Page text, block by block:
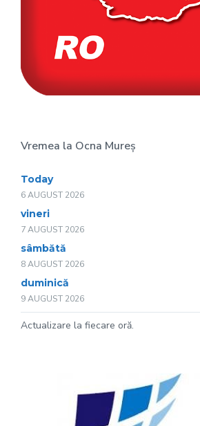
Vremea la Ocna Mureș
Today
6 AUGUST 2026
vineri
7 AUGUST 2026
sâmbătă
8 AUGUST 2026
duminică
9 AUGUST 2026
Actualizare la fiecare oră.